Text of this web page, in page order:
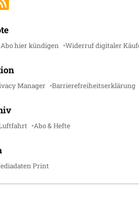
hier kündigen Widerruf digitaler
Manager Barrierefreiheitserklärung
Abo & Hefte
Print